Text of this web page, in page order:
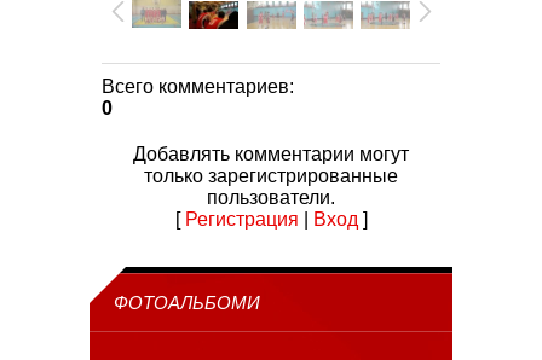
Всего комментариев:
0
Добавлять комментарии могут
только зарегистрированные
пользователи.
[ Регистрация Вход ]
ФОТОАЛЬБОМИ